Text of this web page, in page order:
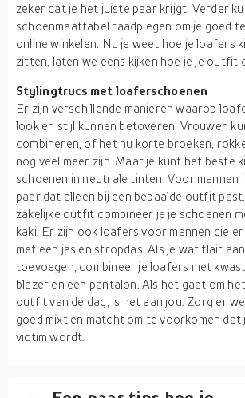
zeker dat je het juiste paar krijgt. Verder
schoenmaattabel raadplegen om je goed
online winkelen. Nu je weet hoe je loafers
zitten, laten we eens kijken hoe je je outfit
Stylingtrucs met loaferschoenen
Er zijn verschillende manieren waarop
look en stijl kunnen betoveren. Vrouwen
combineren, of het nu korte broeken,
nog veel meer zijn. Maar je kunt het beste
schoenen in neutrale tinten. Voor mannen
paar dat alleen bij een bepaalde outfit
zakelijke outfit combineer je je schoenen
kaki. Er zijn ook loafers voor mannen die
met een jas en stropdas. Als je wat flair
toevoegen, combineer je loafers met
blazer en een pantalon. Als het gaat om
outfit van de dag, is het aan jou. Zorg er
goed mixt en matcht om te voorkomen dat
victim wordt.